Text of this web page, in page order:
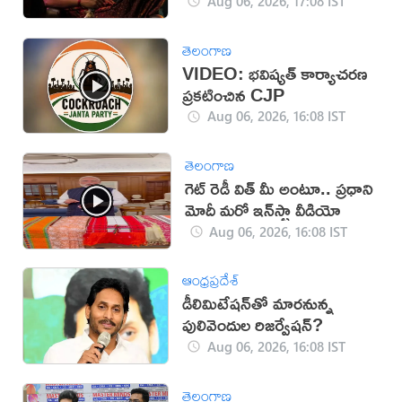
తెలంగాణ
VIDEO: భవిష్యత్ కార్యాచరణ
ప్రకటించిన CJP
Aug 06, 2026, 16:08 IST
తెలంగాణ
గెట్ రెడీ విత్ మీ అంటూ.. ప్రధాని
మోదీ మరో ఇన్‌స్టా వీడియో
Aug 06, 2026, 16:08 IST
ఆంధ్రప్రదేశ్
డీలిమిటేషన్‌తో మారనున్న
పులివెందుల రిజర్వేషన్?
Aug 06, 2026, 16:08 IST
తెలంగాణ